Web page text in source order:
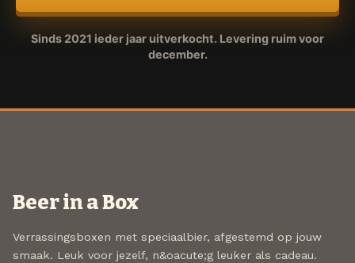
Sinds 2021 ieder jaar uitverkocht. Levering ruim voor
december.
Beer in a Box
Verrassingsboxen met speciaalbier, afgestemd op jouw
smaak. Leuk voor jezelf, n&oacute;g leuker als cadeau.